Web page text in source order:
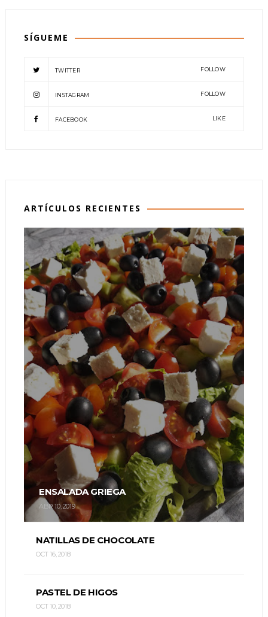
SÍGUEME
TWITTER FOLLOW
INSTAGRAM FOLLOW
FACEBOOK LIKE
ARTÍCULOS RECIENTES
ENSALADA GRIEGA
ABR 10, 2019
NATILLAS DE CHOCOLATE
OCT 16, 2018
PASTEL DE HIGOS
OCT 10, 2018